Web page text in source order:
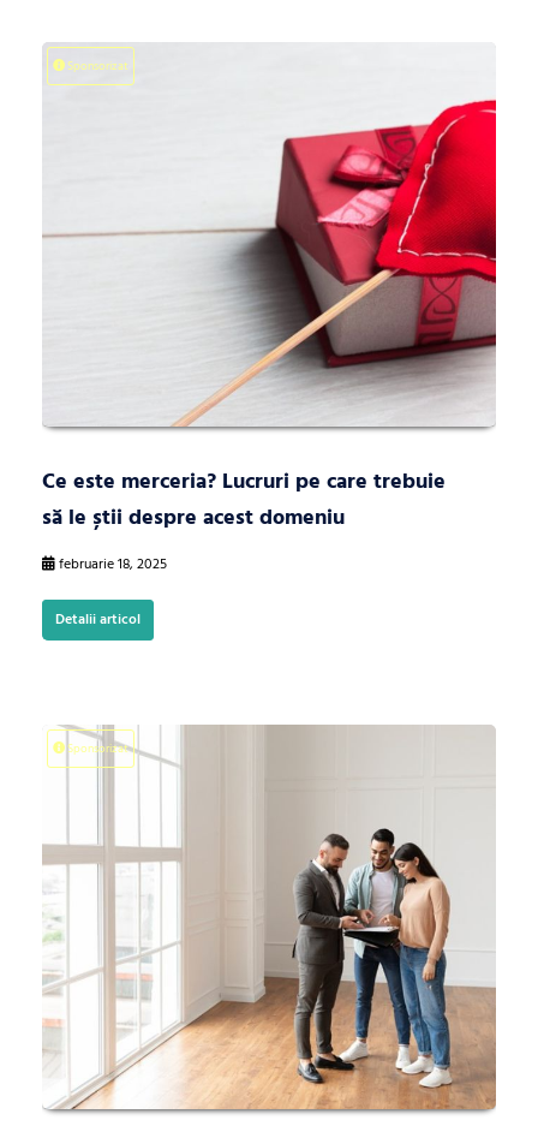
Sponsorizat
Ce este merceria? Lucruri pe care trebuie
să le știi despre acest domeniu
februarie 18, 2025
Detalii articol
Sponsorizat